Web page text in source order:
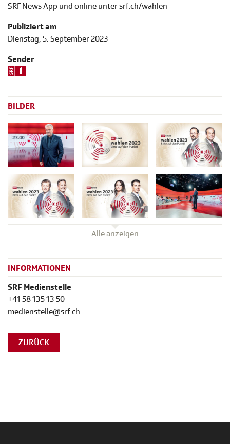
SRF News App und online unter srf.ch/wahlen
Publiziert am
Dienstag, 5. September 2023
Sender
BILDER
Alle anzeigen
INFORMATIONEN
SRF Medienstelle
+41 58 135 13 50
medienstelle@srf.ch
ZURÜCK